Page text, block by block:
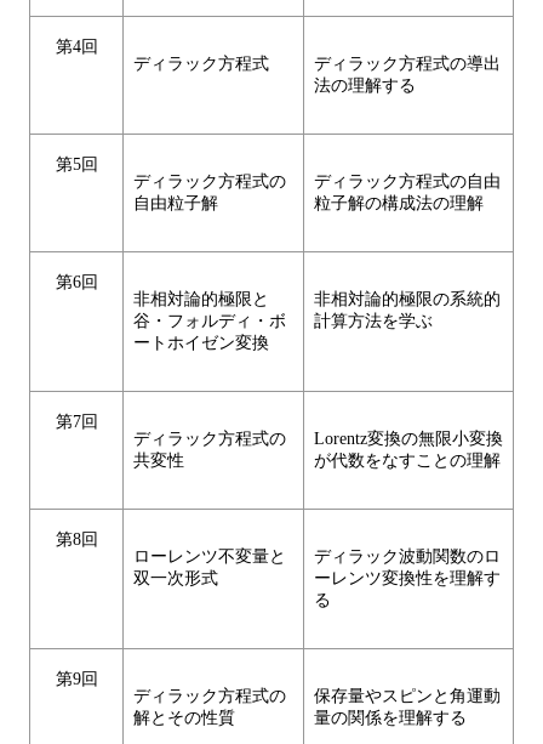
第4回
ディラック方程式
ディラック方程式の導出
法の理解する
第5回
ディラック方程式の
自由粒子解
ディラック方程式の自由
粒子解の構成法の理解
第6回
非相対論的極限と
谷・フォルディ・ボ
ートホイゼン変換
非相対論的極限の系統的
計算方法を学ぶ
第7回
ディラック方程式の
共変性
Lorentz変換の無限小変換
が代数をなすことの理解
第8回
ローレンツ不変量と
双一次形式
ディラック波動関数のロ
ーレンツ変換性を理解す
る
第9回
ディラック方程式の
解とその性質
保存量やスピンと角運動
量の関係を理解する